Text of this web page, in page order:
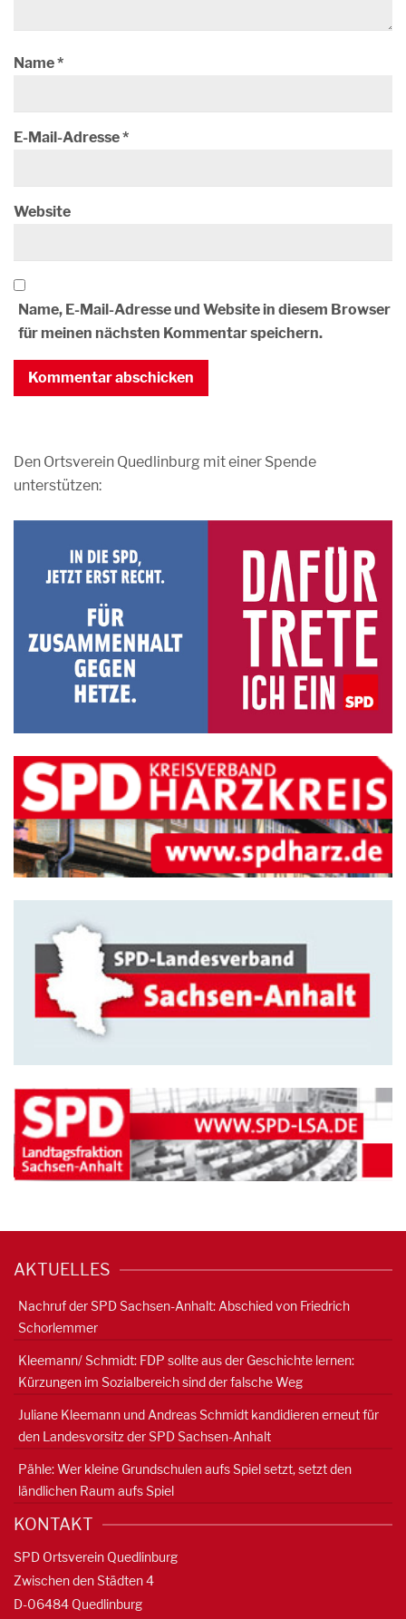
Name*
E-Mail-Adresse*
Website
Name, E-Mail-Adresse und Website in diesem Browser
für meinen nächsten Kommentar speichern.
Den Ortsverein Quedlinburg mit einer Spende
unterstützen:
AKTUELLES
Nachruf der SPD Sachsen-Anhalt: Abschied von Friedrich
Schorlemmer
Kleemann/ Schmidt: FDP sollte aus der Geschichte lernen:
Kürzungen im Sozialbereich sind der falsche Weg
Juliane Kleemann und Andreas Schmidt kandidieren erneut für
den Landesvorsitz der SPD Sachsen-Anhalt
Pähle: Wer kleine Grundschulen aufs Spiel setzt, setzt den
ländlichen Raum aufs Spiel
KONTAKT
SPD Ortsverein Quedlinburg
Zwischen den Städten 4
D-06484 Quedlinburg